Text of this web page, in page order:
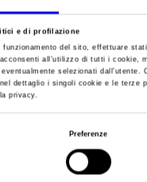
e di profilazione
del sito, effettuare
all’utilizzo di tutti i cookie,
selezionati dall’utente.
dettaglio i singoli cookie e le terze
privacy.
Preferenze
Data
Frequenza
Website
E-mail